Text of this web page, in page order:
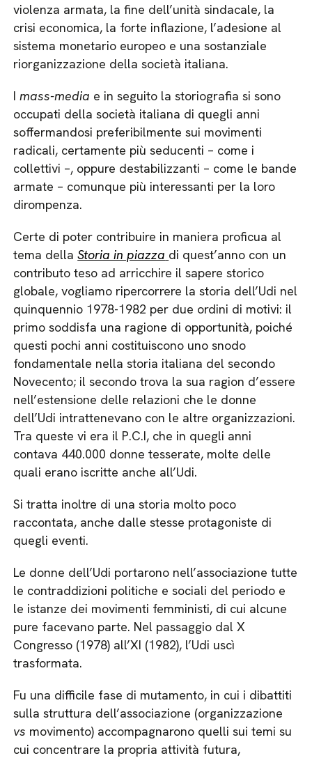
violenza armata, la fine dell’unità sindacale, la
crisi economica, la forte inflazione, l’adesione al
sistema monetario europeo e una sostanziale
riorganizzazione della società italiana.
Imass-media e in seguito la storiografia si sono
occupati della società italiana di quegli anni
soffermandosi preferibilmente sui movimenti
radicali, certamente più seducenti – come i
collettivi –, oppure destabilizzanti – come le bande
armate – comunque più interessanti per la loro
dirompenza.
Certe di poter contribuire in maniera proficua al
tema dellaStoria in piazza di quest’anno con un
contributo teso ad arricchire il sapere storico
globale, vogliamo ripercorrere la storia dell’Udi nel
quinquennio 1978-1982 per due ordini di motivi: il
primo soddisfa una ragione di opportunità, poiché
questi pochi anni costituiscono uno snodo
fondamentale nella storia italiana del secondo
Novecento; il secondo trova la sua ragion d’essere
nell’estensione delle relazioni che le donne
dell’Udi intrattenevano con le altre organizzazioni.
Tra queste vi era il P.C.I, che in quegli anni
contava 440.000 donne tesserate, molte delle
quali erano iscritte anche all’Udi.
Si tratta inoltre di una storia molto poco
raccontata, anche dalle stesse protagoniste di
quegli eventi.
Le donne dell’Udi portarono nell’associazione tutte
le contraddizioni politiche e sociali del periodo e
le istanze dei movimenti femministi, di cui alcune
pure facevano parte. Nel passaggio dal X
Congresso (1978) all’XI (1982), l’Udi uscì
trasformata.
Fu una difficile fase di mutamento, in cui i dibattiti
sulla struttura dell’associazione (organizzazione
vs movimento) accompagnarono quelli sui temi su
cui concentrare la propria attività futura,